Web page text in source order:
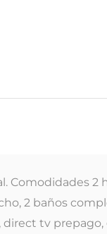
Comodidades 2
2 baños
direct tv